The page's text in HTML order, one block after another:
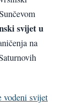
svijet u
na
vodeni svijet